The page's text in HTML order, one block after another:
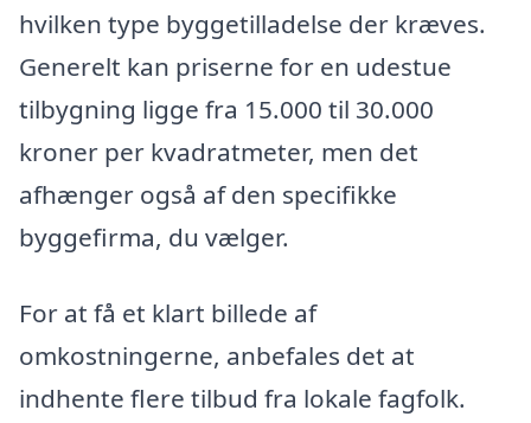
hvilken type byggetilladelse der kræves.
Generelt kan priserne for en udestue
tilbygning ligge fra 15.000 til 30.000
kroner per kvadratmeter, men det
afhænger også af den specifikke
byggefirma, du vælger.
For at få et klart billede af
omkostningerne, anbefales det at
indhente flere tilbud fra lokale fagfolk.